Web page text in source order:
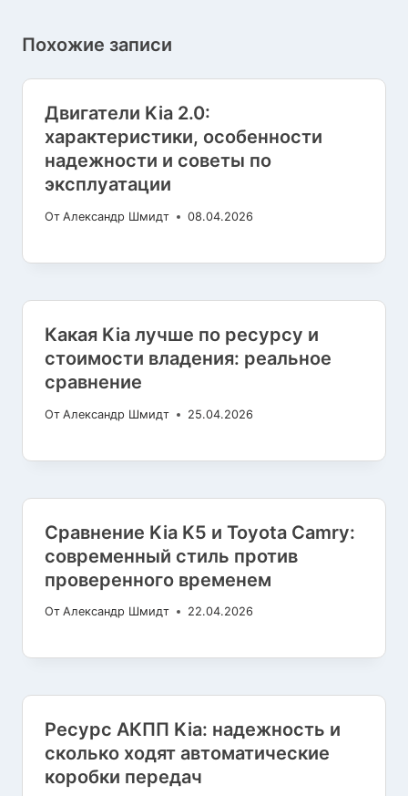
Похожие записи
Двигатели Kia 2.0:
характеристики, особенности
надежности и советы по
эксплуатации
От Александр Шмидт 08.04.2026
Какая Kia лучше по ресурсу и
стоимости владения: реальное
сравнение
От Александр Шмидт 25.04.2026
Сравнение Kia K5 и Toyota Camry:
современный стиль против
проверенного временем
От Александр Шмидт 22.04.2026
Ресурс АКПП Kia: надежность и
сколько ходят автоматические
коробки передач